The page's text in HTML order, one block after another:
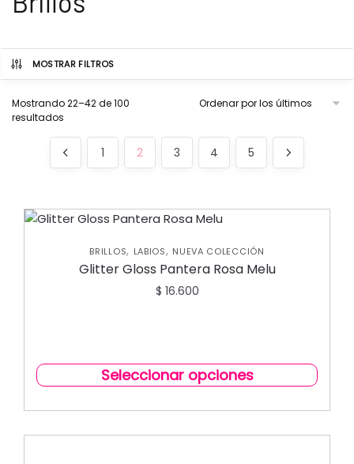
MOSTRAR FILTROS
Mostrando 22–42 de 100
resultados
1 2 3 4 5
BRILLOS, LABIOS, NUEVA COLECCIÓN
Glitter Gloss Pantera Rosa Melu
$ 16.600
Seleccionar opciones